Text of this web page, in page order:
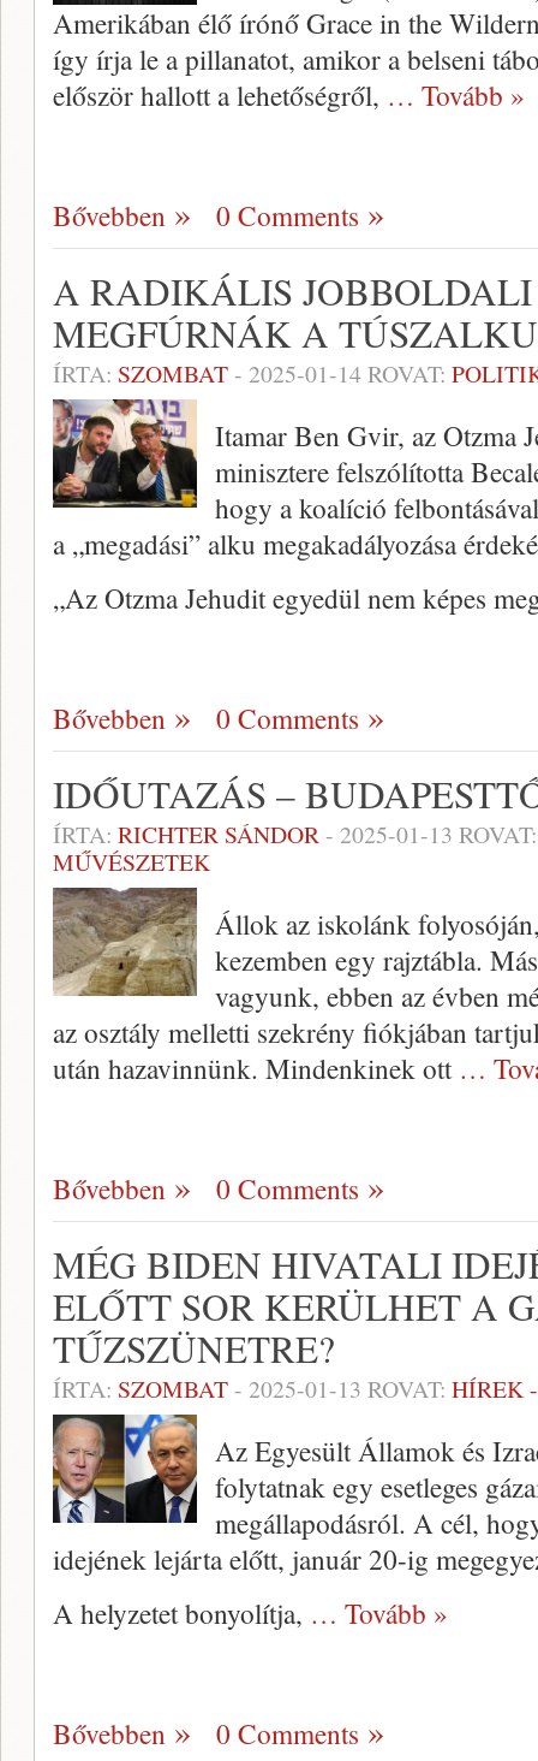
Amerikában élő írónő Grace in the
így írja le a pillanatot, amikor a belseni
először hallott a lehetőségről, … Tovább »
Bővebben 0 Comments
A RADIKÁLIS
MEGFÚRNÁK A
ÍRTA: SZOMBAT- 2025-01-14ROVAT:
Itamar Ben Gvir, az Otzma
minisztere felszólította
hogy a koalíció
a „megadási” alku megakadályozása
„Az Otzma Jehudit egyedül nem képes
Bővebben 0 Comments
IDŐUTAZÁS –
ÍRTA: RICHTER SÁNDOR- 2025-01-13
MŰVÉSZETEK
Állok az iskolánk
kezemben egy rajztábla.
vagyunk, ebben az évben
az osztály melletti szekrény fiókjában
után hazavinnünk. Mindenkinek ott …
Bővebben 0 Comments
MÉG BIDEN HIVATALI
ELŐTT SOR KERÜLHET A
TŰZSZÜNETRE?
ÍRTA: SZOMBAT- 2025-01-13 ROVAT: HÍREK
Az Egyesült Államok és
folytatnak egy esetleges
megállapodásról. A cél,
idejének lejárta előtt, január 20-ig
A helyzetet bonyolítja, … Tovább »
Bővebben 0 Comments